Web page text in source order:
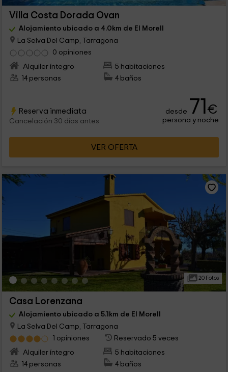
Villa Costa Dorada Ovan
Alojamiento ubicado a 4.0km de El Morell
La Selva Del Camp, Tarragona
0 opiniones
Alquiler íntegro
5 habitaciones
14 personas
4 baños
Reserva inmediata
Cancelación 30 días antes
desde 71€
persona y noche
VER OFERTA
20 Fotos
Casa Lorenzana
Alojamiento ubicado a 5.1km de El Morell
La Selva Del Camp, Tarragona
1 opiniones
Reservado 5 veces
Alquiler íntegro
5 habitaciones
14 personas
4 baños